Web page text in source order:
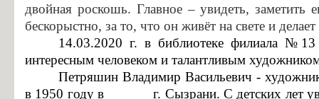
Перечень специальностей и профессий и требования к уровню
Перечень вступительных испытаний
Приём заявлений в электронной форме
Предварительный медицинский осмотр (обследование)
двойная роскошь. Главное – увидеть, заметить
бескорыстно, за то, что он живёт на свете и
14.03.2020 г. в библиотеке филиала
интересным человеком и талантливым
Петряшин Владимир Васильевич -
в 1950 году в г. Сызрани. С детских лет